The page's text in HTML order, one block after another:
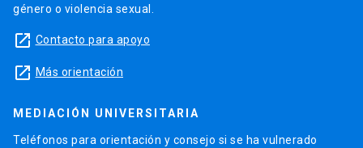
género o violencia sexual.
launch Contacto para apoyo
launch Más orientación
MEDIACIÓN UNIVERSITARIA
Teléfonos para orientación y consejo si se ha vulnerado